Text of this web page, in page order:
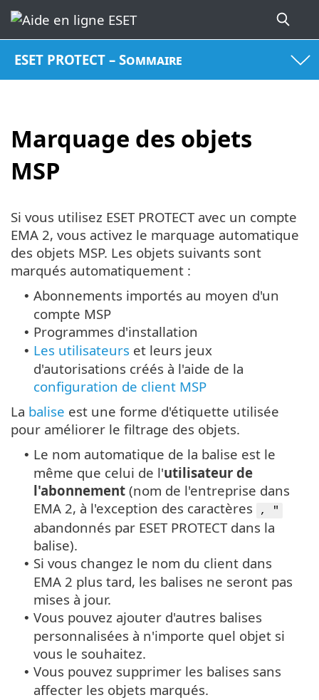
ESET PROTECT – Sommaire
Marquage des objets
MSP
Si vous utilisez ESET PROTECT avec un compte
EMA 2, vous activez le marquage automatique
des objets MSP. Les objets suivants sont
marqués automatiquement :
• Abonnements importés au moyen d'un
compte MSP
• Programmes d'installation
• Les utilisateurs et leurs jeux
d'autorisations créés à l'aide de la
configuration de client MSP
La balise est une forme d'étiquette utilisée
pour améliorer le filtrage des objets.
• Le nom automatique de la balise est le
même que celui de l'utilisateur de
l'abonnement (nom de l'entreprise dans
EMA 2, à l'exception des caractères
, "
abandonnés par ESET PROTECT dans la
balise).
• Si vous changez le nom du client dans
EMA 2 plus tard, les balises ne seront pas
mises à jour.
• Vous pouvez ajouter d'autres balises
personnalisées à n'importe quel objet si
vous le souhaitez.
• Vous pouvez supprimer les balises sans
affecter les objets marqués.